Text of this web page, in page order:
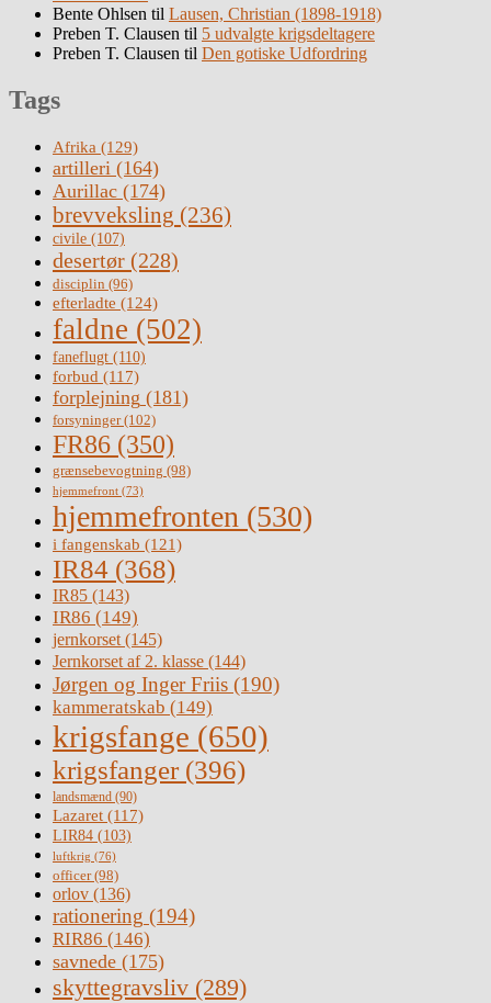
Bente Ohlsen til Lausen, Christian (1898-1918)
Preben T. Clausen til 5 udvalgte krigsdeltagere
Preben T. Clausen til Den gotiske Udfordring
Tags
Afrika (129)
artilleri (164)
Aurillac (174)
brevveksling (236)
civile (107)
desertør (228)
disciplin (96)
efterladte (124)
faldne (502)
faneflugt (110)
forbud (117)
forplejning (181)
forsyninger(102)
FR86 (350)
grænsebevogtning (98)
hjemmefront (73)
hjemmefronten (530)
i fangenskab (121)
IR84 (368)
IR85 (143)
IR86 (149)
jernkorset(145)
Jernkorset af 2. klasse (144)
Jørgen og Inger Friis (190)
kammeratskab (149)
krigsfange (650)
krigsfanger (396)
landsmænd (90)
Lazaret (117)
LIR84 (103)
luftkrig (76)
officer(98)
orlov (136)
rationering (194)
RIR86 (146)
savnede (175)
skyttegravsliv (289)